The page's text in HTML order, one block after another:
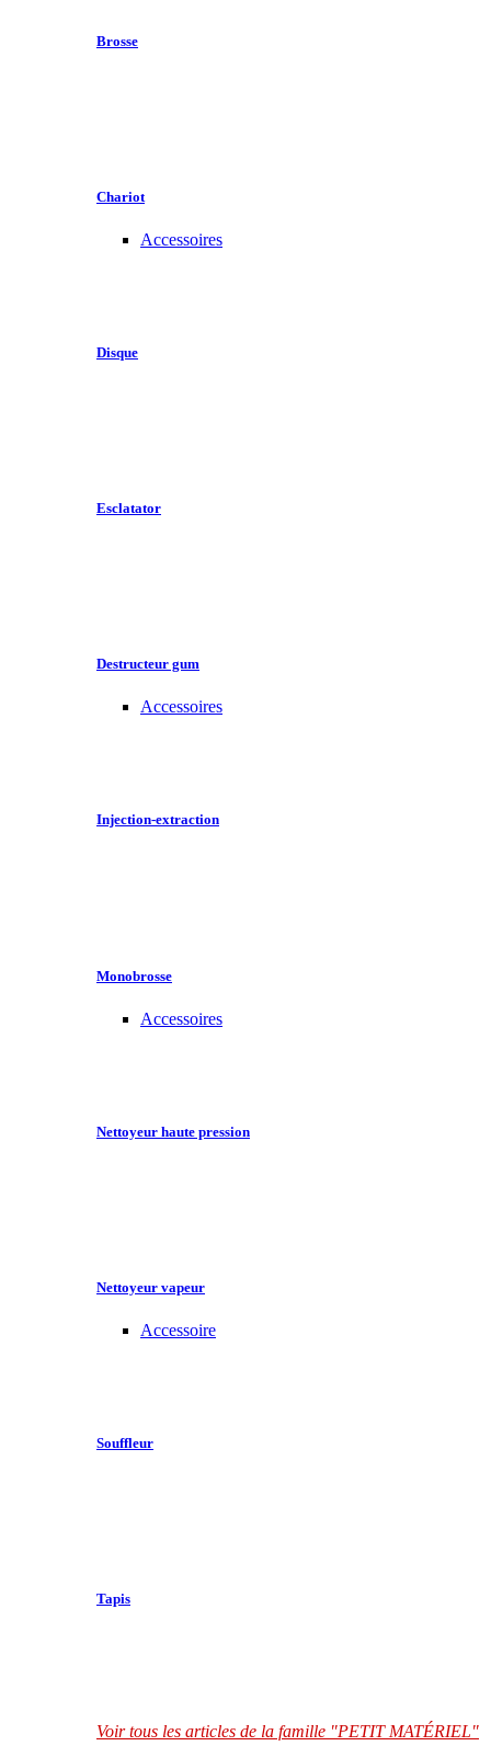
Brosse
Chariot
Accessoires
Disque
Esclatator
Destructeur gum
Accessoires
Injection-extraction
Monobrosse
Accessoires
Nettoyeur haute pression
Nettoyeur vapeur
Accessoire
Souffleur
Tapis
Voir tous les articles de la famille "PETIT MATÉRIEL"